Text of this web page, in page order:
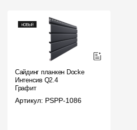
Сайдинг планкен Docke
Интенсив Q2.4
Графит
Артикул: PSPP-1086